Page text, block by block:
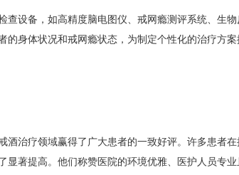
查设备，如高精度脑电图仪、戒网瘾测评系统、生
的身体状况和戒网瘾状态，为制定个性化的治疗方案
酒治疗领域赢得了广大患者的一致好评。许多患者
显著提高。他们称赞医院的环境优雅、医护人员专